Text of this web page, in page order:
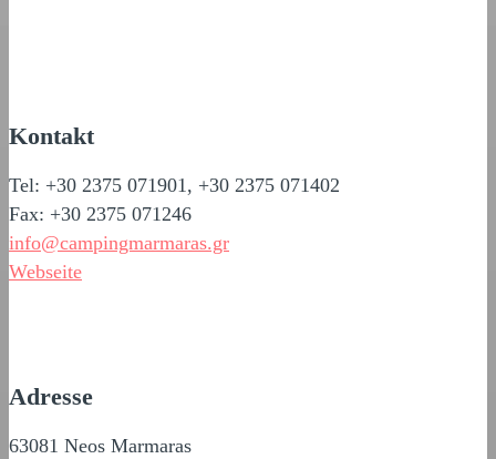
Kontakt
Tel: +30 2375 071901, +30 2375 071402
Fax: +30 2375 071246
info@campingmarmaras.gr
Webseite
Adresse
63081 Neos Marmaras